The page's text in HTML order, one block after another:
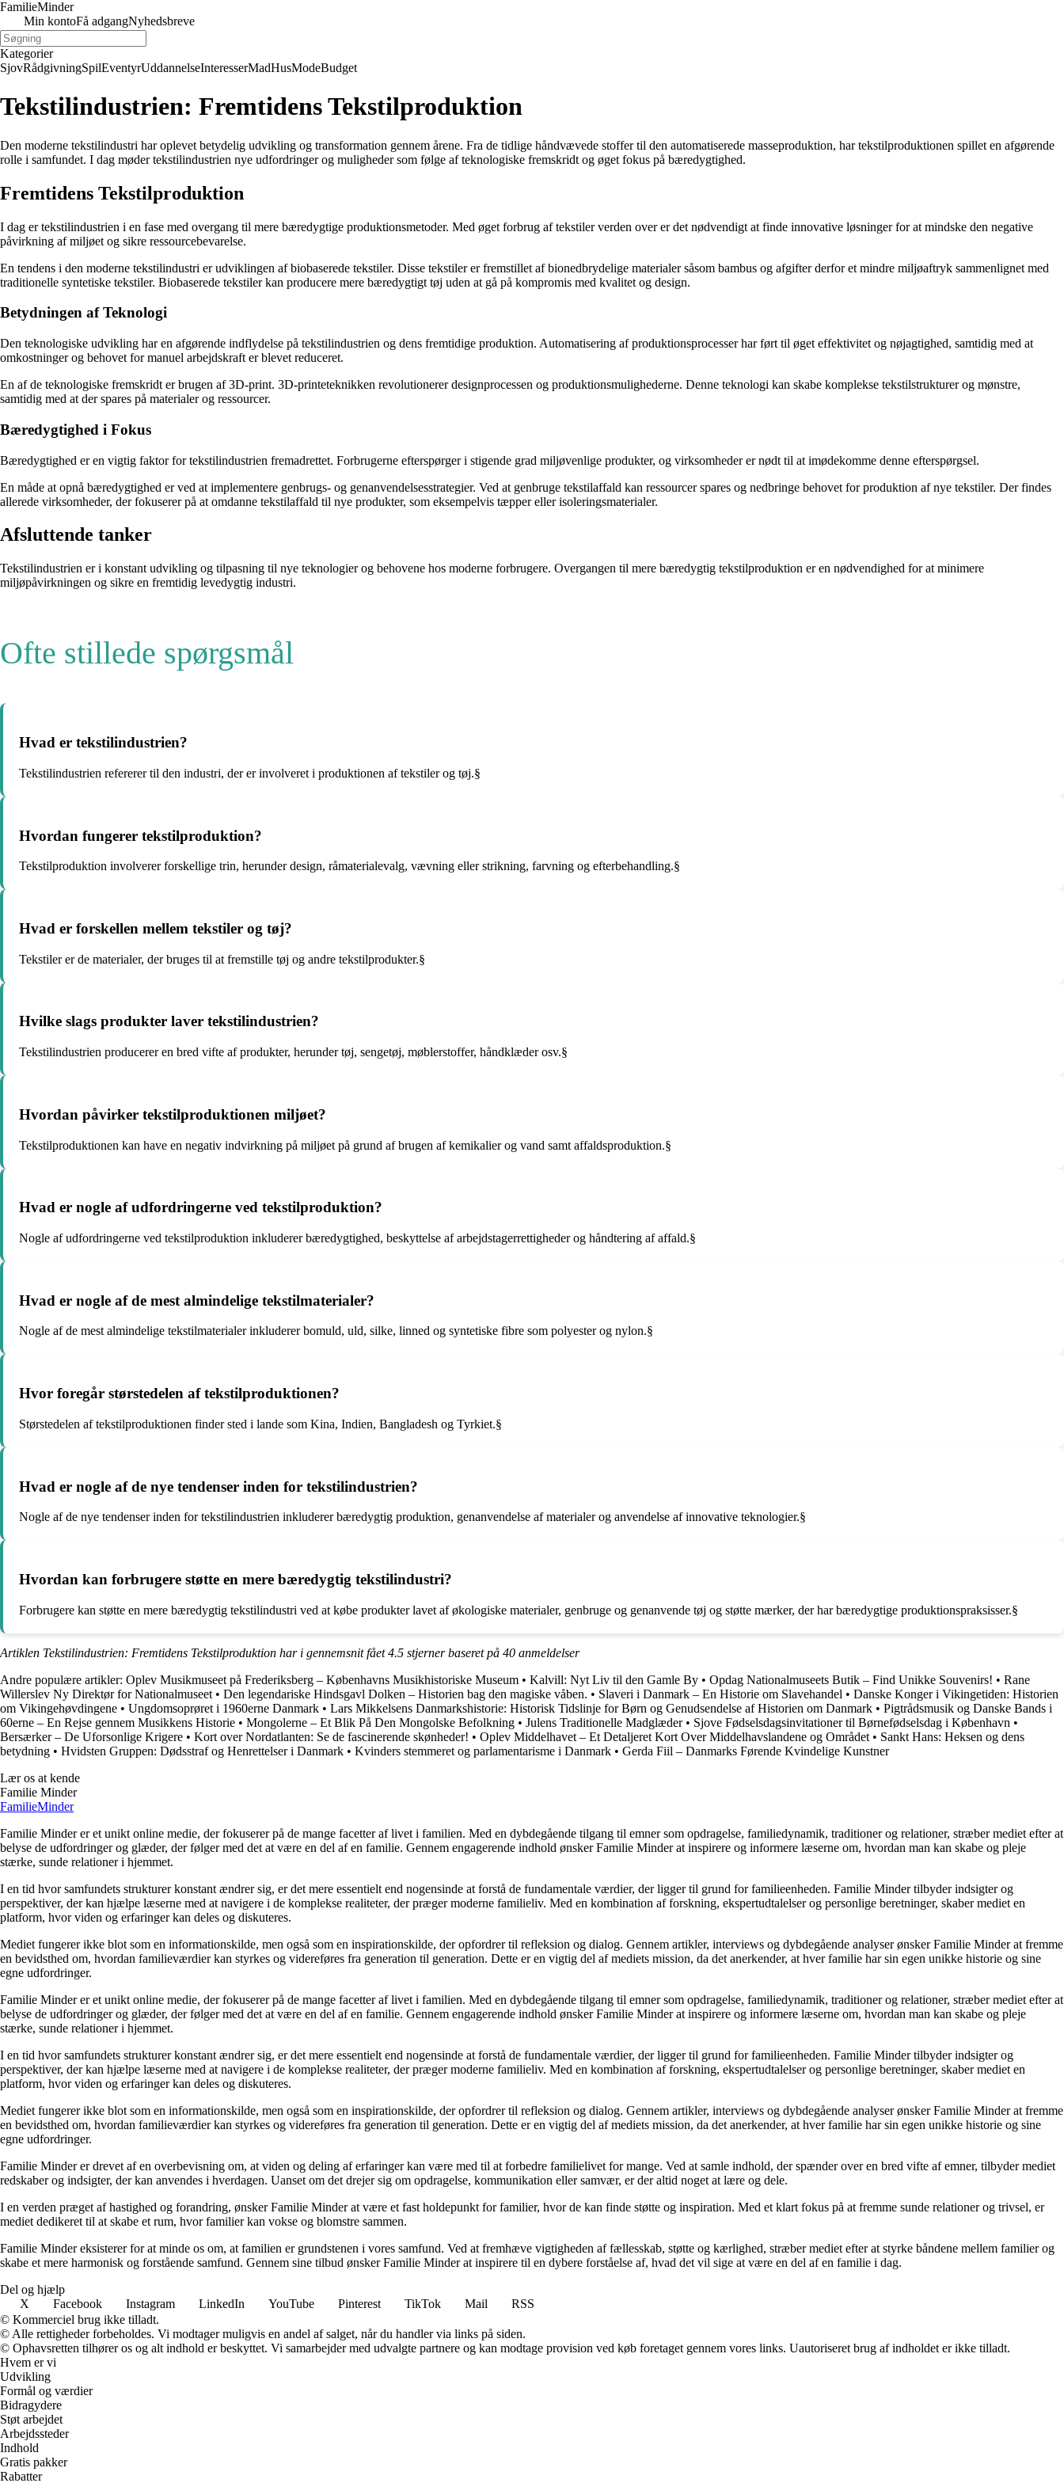
FamilieMinder
Min kontoFå adgangNyhedsbreve
Kategorier
SjovRådgivningSpilEventyrUddannelseInteresserMadHusModeBudget
Tekstilindustrien: Fremtidens Tekstilproduktion
Den moderne tekstilindustri har oplevet betydelig udvikling og transformation gennem årene. Fra de tidlige håndvævede stoffer til den automatiserede masseproduktion, har tekstilproduktionen spillet en afgørende
rolle i samfundet. I dag møder tekstilindustrien nye udfordringer og muligheder som følge af teknologiske fremskridt og øget fokus på bæredygtighed.
Fremtidens Tekstilproduktion
I dag er tekstilindustrien i en fase med overgang til mere bæredygtige produktionsmetoder. Med øget forbrug af tekstiler verden over er det nødvendigt at finde innovative løsninger for at mindske den negative
påvirkning af miljøet og sikre ressourcebevarelse.
En tendens i den moderne tekstilindustri er udviklingen af biobaserede tekstiler. Disse tekstiler er fremstillet af bionedbrydelige materialer såsom bambus og afgifter derfor et mindre miljøaftryk sammenlignet med
traditionelle syntetiske tekstiler. Biobaserede tekstiler kan producere mere bæredygtigt tøj uden at gå på kompromis med kvalitet og design.
Betydningen af Teknologi
Den teknologiske udvikling har en afgørende indflydelse på tekstilindustrien og dens fremtidige produktion. Automatisering af produktionsprocesser har ført til øget effektivitet og nøjagtighed, samtidig med at
omkostninger og behovet for manuel arbejdskraft er blevet reduceret.
En af de teknologiske fremskridt er brugen af 3D-print. 3D-printeteknikken revolutionerer designprocessen og produktionsmulighederne. Denne teknologi kan skabe komplekse tekstilstrukturer og mønstre,
samtidig med at der spares på materialer og ressourcer.
Bæredygtighed i Fokus
Bæredygtighed er en vigtig faktor for tekstilindustrien fremadrettet. Forbrugerne efterspørger i stigende grad miljøvenlige produkter, og virksomheder er nødt til at imødekomme denne efterspørgsel.
En måde at opnå bæredygtighed er ved at implementere genbrugs- og genanvendelsesstrategier. Ved at genbruge tekstilaffald kan ressourcer spares og nedbringe behovet for produktion af nye tekstiler. Der findes
allerede virksomheder, der fokuserer på at omdanne tekstilaffald til nye produkter, som eksempelvis tæpper eller isoleringsmaterialer.
Afsluttende tanker
Tekstilindustrien er i konstant udvikling og tilpasning til nye teknologier og behovene hos moderne forbrugere. Overgangen til mere bæredygtig tekstilproduktion er en nødvendighed for at minimere
miljøpåvirkningen og sikre en fremtidig levedygtig industri.
Ofte stillede spørgsmål
Hvad er tekstilindustrien?
Tekstilindustrien refererer til den industri, der er involveret i produktionen af tekstiler og tøj.§
Hvordan fungerer tekstilproduktion?
Tekstilproduktion involverer forskellige trin, herunder design, råmaterialevalg, vævning eller strikning, farvning og efterbehandling.§
Hvad er forskellen mellem tekstiler og tøj?
Tekstiler er de materialer, der bruges til at fremstille tøj og andre tekstilprodukter.§
Hvilke slags produkter laver tekstilindustrien?
Tekstilindustrien producerer en bred vifte af produkter, herunder tøj, sengetøj, møblerstoffer, håndklæder osv.§
Hvordan påvirker tekstilproduktionen miljøet?
Tekstilproduktionen kan have en negativ indvirkning på miljøet på grund af brugen af kemikalier og vand samt affaldsproduktion.§
Hvad er nogle af udfordringerne ved tekstilproduktion?
Nogle af udfordringerne ved tekstilproduktion inkluderer bæredygtighed, beskyttelse af arbejdstagerrettigheder og håndtering af affald.§
Hvad er nogle af de mest almindelige tekstilmaterialer?
Nogle af de mest almindelige tekstilmaterialer inkluderer bomuld, uld, silke, linned og syntetiske fibre som polyester og nylon.§
Hvor foregår størstedelen af tekstilproduktionen?
Størstedelen af tekstilproduktionen finder sted i lande som Kina, Indien, Bangladesh og Tyrkiet.§
Hvad er nogle af de nye tendenser inden for tekstilindustrien?
Nogle af de nye tendenser inden for tekstilindustrien inkluderer bæredygtig produktion, genanvendelse af materialer og anvendelse af innovative teknologier.§
Hvordan kan forbrugere støtte en mere bæredygtig tekstilindustri?
Forbrugere kan støtte en mere bæredygtig tekstilindustri ved at købe produkter lavet af økologiske materialer, genbruge og genanvende tøj og støtte mærker, der har bæredygtige produktionspraksisser.§
Artiklen Tekstilindustrien: Fremtidens Tekstilproduktion har i gennemsnit fået4.5 stjerner baseret på 40 anmeldelser
Andre populære artikler: Oplev Musikmuseet på Frederiksberg – Københavns Musikhistoriske Museum • Kalvill: Nyt Liv til den Gamle By • Opdag Nationalmuseets Butik – Find Unikke Souvenirs! • Rane
Willerslev Ny Direktør for Nationalmuseet • Den legendariske Hindsgavl Dolken – Historien bag den magiske våben. • Slaveri i Danmark – En Historie om Slavehandel • Danske Konger i Vikingetiden: Historien
om Vikingehøvdingene • Ungdomsoprøret i 1960erne Danmark • Lars Mikkelsens Danmarkshistorie: Historisk Tidslinje for Børn og Genudsendelse af Historien om Danmark • Pigtrådsmusik og Danske Bands i
60erne – En Rejse gennem Musikkens Historie • Mongolerne – Et Blik På Den Mongolske Befolkning • Julens Traditionelle Madglæder• Sjove Fødselsdagsinvitationer til Børnefødselsdag i København •
Bersærker – De Uforsonlige Krigere • Kort over Nordatlanten: Se de fascinerende skønheder! • Oplev Middelhavet – Et Detaljeret Kort Over Middelhavslandene og Området • Sankt Hans: Heksen og dens
betydning • Hvidsten Gruppen: Dødsstraf og Henrettelser i Danmark • Kvinders stemmeret og parlamentarisme i Danmark • Gerda Fiil – Danmarks Førende Kvindelige Kunstner
Lær os at kende
Familie Minder
FamilieMinder
Familie Minder er et unikt online medie, der fokuserer på de mange facetter af livet i familien. Med en dybdegående tilgang til emner som opdragelse, familiedynamik, traditioner og relationer, stræber mediet efter at
belyse de udfordringer og glæder, der følger med det at være en del af en familie. Gennem engagerende indhold ønsker Familie Minder at inspirere og informere læserne om, hvordan man kan skabe og pleje
stærke, sunde relationer i hjemmet.
I en tid hvor samfundets strukturer konstant ændrer sig, er det mere essentielt end nogensinde at forstå de fundamentale værdier, der ligger til grund for familieenheden. Familie Minder tilbyder indsigter og
perspektiver, der kan hjælpe læserne med at navigere i de komplekse realiteter, der præger moderne familieliv. Med en kombination af forskning, ekspertudtalelser og personlige beretninger, skaber mediet en
platform, hvor viden og erfaringer kan deles og diskuteres.
Mediet fungerer ikke blot som en informationskilde, men også som en inspirationskilde, der opfordrer til refleksion og dialog. Gennem artikler, interviews og dybdegående analyser ønsker Familie Minder at fremme
en bevidsthed om, hvordan familieværdier kan styrkes og videreføres fra generation til generation. Dette er en vigtig del af mediets mission, da det anerkender, at hver familie har sin egen unikke historie og sine
egne udfordringer.
Familie Minder er et unikt online medie, der fokuserer på de mange facetter af livet i familien. Med en dybdegående tilgang til emner som opdragelse, familiedynamik, traditioner og relationer, stræber mediet efter at
belyse de udfordringer og glæder, der følger med det at være en del af en familie. Gennem engagerende indhold ønsker Familie Minder at inspirere og informere læserne om, hvordan man kan skabe og pleje
stærke, sunde relationer i hjemmet.
I en tid hvor samfundets strukturer konstant ændrer sig, er det mere essentielt end nogensinde at forstå de fundamentale værdier, der ligger til grund for familieenheden. Familie Minder tilbyder indsigter og
perspektiver, der kan hjælpe læserne med at navigere i de komplekse realiteter, der præger moderne familieliv. Med en kombination af forskning, ekspertudtalelser og personlige beretninger, skaber mediet en
platform, hvor viden og erfaringer kan deles og diskuteres.
Mediet fungerer ikke blot som en informationskilde, men også som en inspirationskilde, der opfordrer til refleksion og dialog. Gennem artikler, interviews og dybdegående analyser ønsker Familie Minder at fremme
en bevidsthed om, hvordan familieværdier kan styrkes og videreføres fra generation til generation. Dette er en vigtig del af mediets mission, da det anerkender, at hver familie har sin egen unikke historie og sine
egne udfordringer.
Familie Minder er drevet af en overbevisning om, at viden og deling af erfaringer kan være med til at forbedre familielivet for mange. Ved at samle indhold, der spænder over en bred vifte af emner, tilbyder mediet
redskaber og indsigter, der kan anvendes i hverdagen. Uanset om det drejer sig om opdragelse, kommunikation eller samvær, er der altid noget at lære og dele.
I en verden præget af hastighed og forandring, ønsker Familie Minder at være et fast holdepunkt for familier, hvor de kan finde støtte og inspiration. Med et klart fokus på at fremme sunde relationer og trivsel, er
mediet dedikeret til at skabe et rum, hvor familier kan vokse og blomstre sammen.
Familie Minder eksisterer for at minde os om, at familien er grundstenen i vores samfund. Ved at fremhæve vigtigheden af fællesskab, støtte og kærlighed, stræber mediet efter at styrke båndene mellem familier og
skabe et mere harmonisk og forstående samfund. Gennem sine tilbud ønsker Familie Minder at inspirere til en dybere forståelse af, hvad det vil sige at være en del af en familie i dag.
Del og hjælp
X
Facebook Instagram LinkedIn YouTube Pinterest TikTok Mail
RSS
© Kommerciel brug ikke tilladt.
© Alle rettigheder forbeholdes. Vi modtager muligvis en andel af salget, når du handler via links på siden.
© Ophavsretten tilhører os og alt indhold er beskyttet. Vi samarbejder med udvalgte partnere og kan modtage provision ved køb foretaget gennem vores links. Uautoriseret brug af indholdet er ikke tilladt.
Hvem er vi
Udvikling
Formål og værdier
Bidragydere
Støt arbejdet
Arbejdssteder
Indhold
Gratis pakker
Rabatter